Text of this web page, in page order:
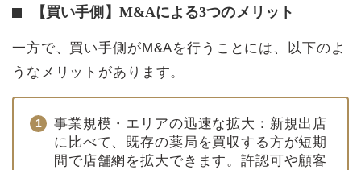
【買い手側】M&Aによる3つのメリット
一方で、買い手側がM&Aを行うことには、以下のよ
うなメリットがあります。
事業規模・エリアの迅速な拡大：新規出店
に比べて、既存の薬局を買収する方が短期
間で店舗網を拡大できます。許認可や顧客